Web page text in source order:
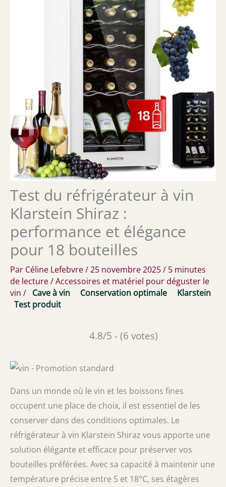
Test du réfrigérateur à vin
Klarstein Shiraz :
performance et élégance
pour 18 bouteilles
Par Céline Lefebvre/25 novembre 2025/ 5 minutes
de lecture/Accessoires et matériel pour déguster le
vin / Cave à vin Conservation optimale
Klarstein
Test produit
4.8/5 - (6 votes)
Dans un monde où le vin et les boissons fines
occupent une place de choix, il est essentiel de les
conserver dans des conditions optimales. Le
réfrigérateur à vin Klarstein Shiraz vous apporte une
solution élégante et efficace pour préserver vos
bouteilles préférées. Avec sa capacité à maintenir une
température précise entre 5 et 18°C, ses étagères